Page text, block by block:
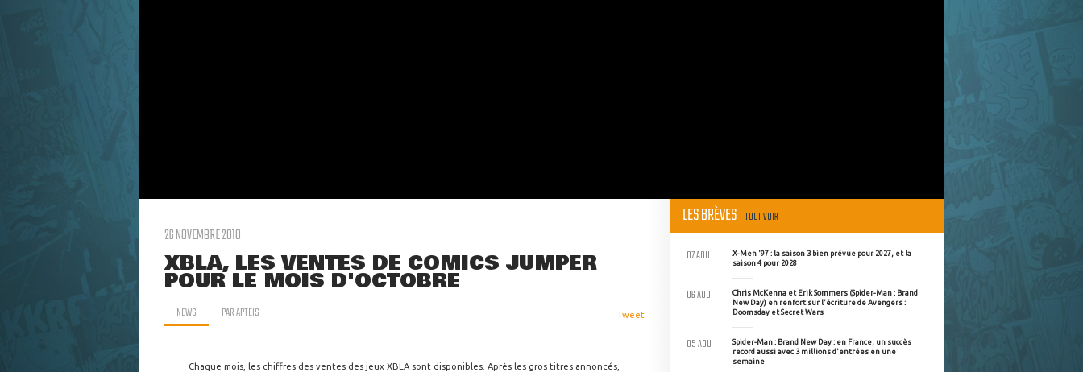
26 NOVEMBRE 2010
XBLA, LES VENTES DE COMICS JUMPER
POUR LE MOIS D'OCTOBRE
NEWS PARAPTEIS Tweet
Chaque mois, les chiffres des ventes des jeux XBLA sont disponibles. Après les gros titres annoncés,
LES BRÈVES TOUT VOIR
X-Men '97 : la saison 3 bien prévue pour 2027, et la
saison 4 pour 2028
07 AOU
Chris McKenna et Erik Sommers (Spider-Man : Brand
New Day) en renfort sur l'écriture de Avengers :
Doomsday et Secret Wars
06 AOU
Spider-Man : Brand New Day : en France, un succès
record aussi avec 3 millions d'entrées en une
semaine
05 AOU